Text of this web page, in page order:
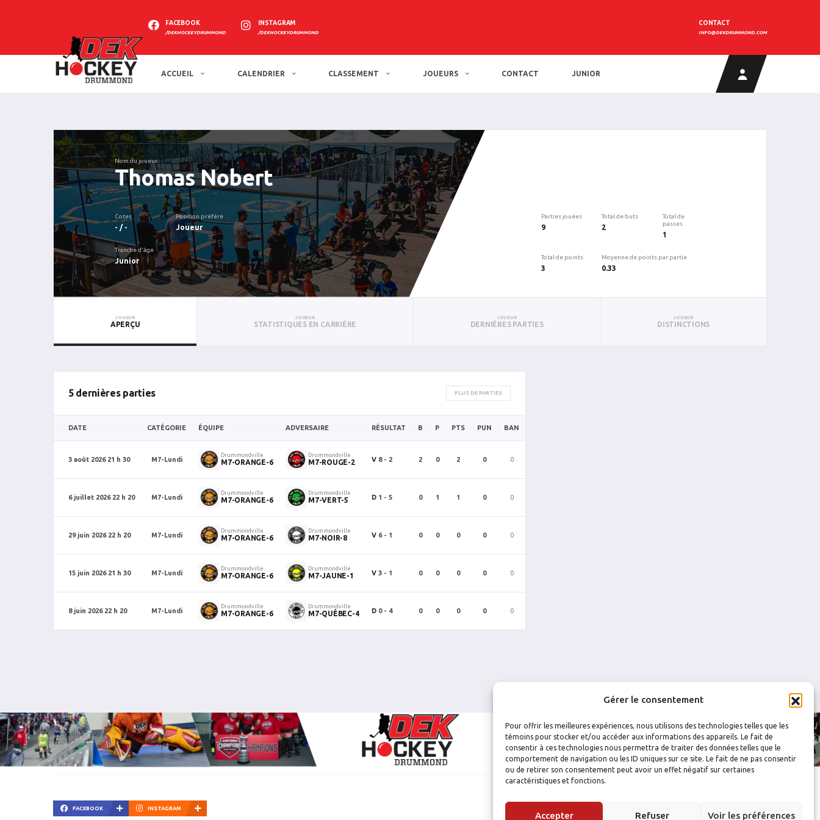
Gérer le consentement
Pour offrir les meilleures expériences, nous utilisons des technologies telles que les
témoins pour stocker et/ou accéder aux informations des appareils. Le fait de
consentir à ces technologies nous permettra de traiter des données telles que le
comportement de navigation ou les ID uniques sur ce site. Le fait de ne pas consentir
ou de retirer son consentement peut avoir un effet négatif sur certaines
caractéristiques et fonctions.
Accepter Refuser Voir les préférences
FACEBOOK
/DEKHOCKEYDRUMMOND
INSTAGRAM
/DEKHOCKEYDRUMMOND
CONTACT
INFO@DEKDRUMMOND.COM
ACCUEIL CALENDRIER CLASSEMENT JOUEURS CONTACT JUNIOR
Nom du joueur
Thomas Nobert
Cotes
- / -
Position préféré
Joueur
Tranche d'âge
Junior
Parties jouées
9
Total de buts
2
Total de
passes
1
Total de points
3
Moyenne de points par partie
0.33
JOUEUR
APERÇU
JOUEUR
STATISTIQUES EN CARRIÈRE
JOUEUR
DERNIÈRES PARTIES
JOUEUR
DISTINCTIONS
5 dernières parties PLUS DE PARTIES
DATE CATÉGORIE ÉQUIPE ADVERSAIRE RÉSULTAT B P PTS PUN BAN
3 août 2026 21 h 30 M7-Lundi
Drummondville
M7-ORANGE-6
Drummondville
M7-ROUGE-2 V 8 - 2 2 0 2 0 0
6 juillet 2026 22 h 20 M7-Lundi
Drummondville
M7-ORANGE-6
Drummondville
M7-VERT-5 D 1 - 5 0 1 1 0 0
29 juin 2026 22 h 20 M7-Lundi
Drummondville
M7-ORANGE-6
Drummondville
M7-NOIR-8 V 6 - 1 0 0 0 0 0
15 juin 2026 21 h 30 M7-Lundi
Drummondville
M7-ORANGE-6
Drummondville
M7-JAUNE-1 V 3 - 1 0 0 0 0 0
8 juin 2026 22 h 20 M7-Lundi
Drummondville
M7-ORANGE-6
Drummondville
M7-QUÉBEC-4 D 0 - 4 0 0 0 0 0
FACEBOOK INSTAGRAM